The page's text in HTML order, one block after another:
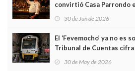
convirtió Casa Parrondo
Asturias en Madrid
30 de Jun de 2026
El ‘Fevemocho’ ya no es
Tribunal de Cuentas
sobrecoste de los trenes
30 de May de 2026